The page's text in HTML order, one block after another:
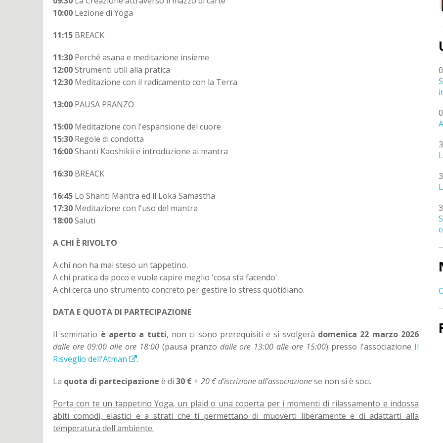
10:00 Lezione di Yoga
11:15 BREACK
11:30 Perché asana e meditazione insieme
12:00Strumenti utili alla pratica
12:30 Meditazione con il radicamento con la Terra
13:00 PAUSA PRANZO
15:00 Meditazione con l'espansione del cuore
15:30 Regole di condotta
16:00Shanti Kaoshikii e introduzione ai mantra
16:30 BREACK
16:45 Lo Shanti Mantra ed il Loka Samastha
17:30 Meditazione con l'uso del mantra
18:00Saluti
A CHI È RIVOLTO
A chi non ha mai steso un tappetino.
A chi pratica da poco e vuole capire meglio 'cosa sta facendo'.
A chi cerca uno strumento concreto per gestire lo stress quotidiano.
DATA E QUOTA DI PARTECIPAZIONE
Il seminario è aperto a tutti, non ci sono prerequisiti e si svolgerà domenica 22 marzo 2026
dalle ore 09:00 alle ore 18:00(pausa pranzo dalle ore 13:00 alle ore 15:00) presso l'associazione Il
Risveglio dell'Atman
.
La quota di partecipazione è di 30 € + 20 € d'iscrizione all'associazionese non si è soci.
Porta con te un tappetino Yoga, un plaid o una coperta per i momenti di rilassamento e indossa
abiti comodi, elastici e a strati che ti permettano di muoverti liberamente e di adattarti alla
temperatura dell'ambiente.